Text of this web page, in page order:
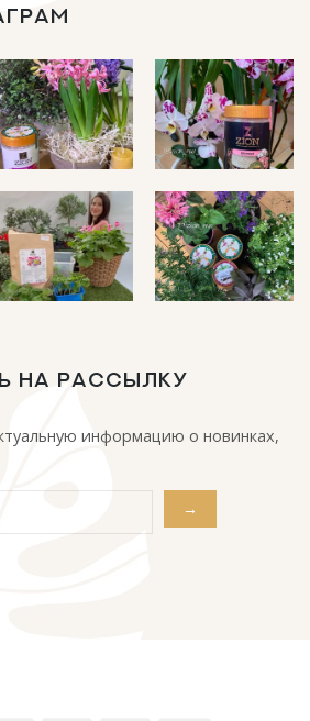
НА РАССЫЛКУ
информацию о новинках,